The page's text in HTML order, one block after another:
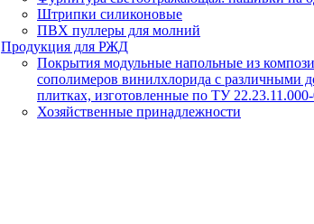
Штрипки силиконовые
ПВХ пуллеры для молний
Продукция для РЖД
Покрытия модульные напольные из
сополимеров винилхлорида с различными
плитках, изготовленные по ТУ
Хозяйственные принадлежности